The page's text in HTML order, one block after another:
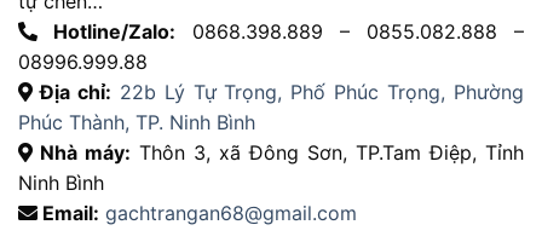
Hotline/Zalo: 0868.398.889 – 0855.082.888 –
08996.999.88
Địa chỉ: 22b Lý Tự Trọng, Phố Phúc Trọng, Phường
Phúc Thành, TP. Ninh Bình
Nhà máy: Thôn 3, xã Đông Sơn, TP.Tam Điệp, Tỉnh
Ninh Bình
Email: gachtrangan68@gmail.com